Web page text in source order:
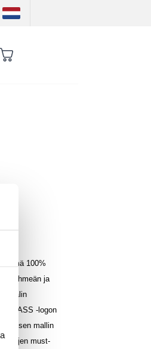
Tämä 100%
pehmeän ja
ASS -logon
mallin
arjen must-